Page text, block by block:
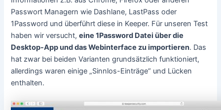
Passwort Managern wie Dashlane, LastPass oder
1Password und überführt diese in Keeper. Für unseren Test
haben wir versucht,eine 1Password Datei über die
Desktop-App und das Webinterface zu importieren. Das
hat zwar bei beiden Varianten grundsätzlich funktioniert,
allerdings waren einige „Sinnlos-Einträge“ und Lücken
enthalten.